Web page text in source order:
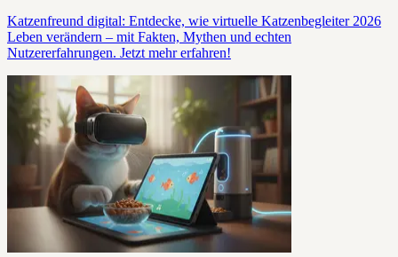
Katzenfreund digital: Entdecke, wie virtuelle Katzenbegleiter 2026
Leben verändern – mit Fakten, Mythen und echten
Nutzererfahrungen. Jetzt mehr erfahren!